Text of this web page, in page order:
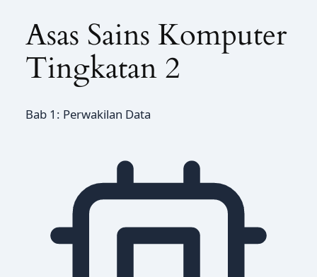
Asas Sains Komputer
Tingkatan 2
Bab 1: Perwakilan Data